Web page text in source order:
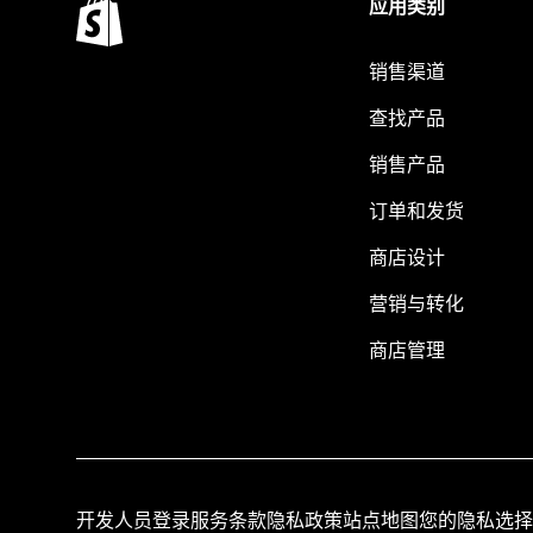
应用类别
销售渠道
查找产品
销售产品
订单和发货
商店设计
营销与转化
商店管理
开发人员登录服务条款隐私政策站点地图您的隐私选择